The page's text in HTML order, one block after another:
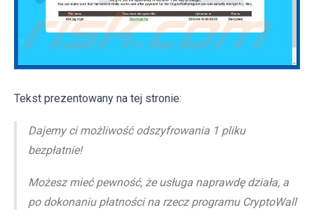
Tekst prezentowany na tej stronie:
Dajemy ci możliwość odszyfrowania 1 pliku
bezpłatnie!
Możesz mieć pewność, że usługa naprawdę działa, a
po dokonaniu płatności na rzecz programu CryptoWall